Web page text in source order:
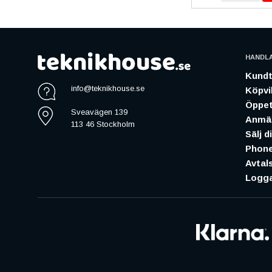
info@teknikhouse.se
Sveavägen 139
113 46 Stockholm
Sälj